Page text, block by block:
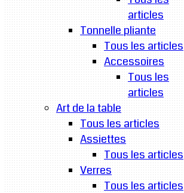
articles
Tonnelle pliante
Tous les articles
Accessoires
Tous les
articles
Art de la table
Tous les articles
Assiettes
Tous les articles
Verres
Tous les articles